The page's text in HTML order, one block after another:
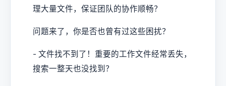
理大量文件，保证团队的协作顺畅？
问题来了，你是否也曾有过这些困扰？
- 文件找不到了！重要的工作文件经常丢失，
搜索一整天也没找到？